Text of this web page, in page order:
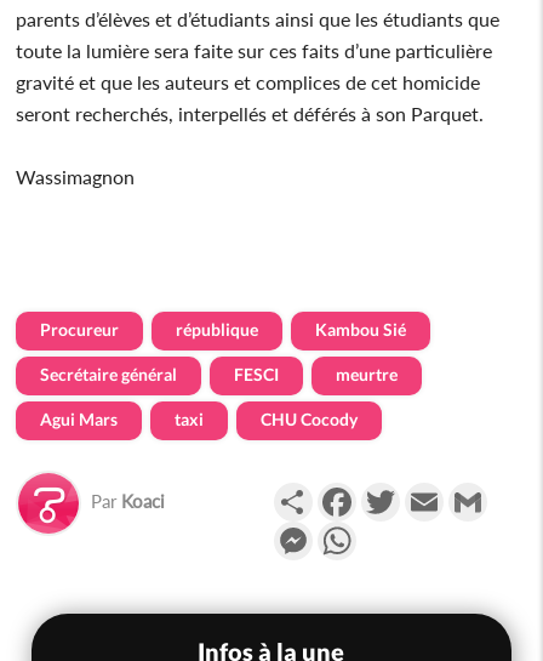
parents d’élèves et d’étudiants ainsi que les étudiants que
toute la lumière sera faite sur ces faits d’une particulière
gravité et que les auteurs et complices de cet homicide
seront recherchés, interpellés et déférés à son Parquet.
Wassimagnon
Procureur république Kambou Sié
Secrétaire général FESCI meurtre
Agui Mars taxi CHU Cocody
Par Koaci PartagerFacebookTwitterEmail
Messenger
Infos à la une